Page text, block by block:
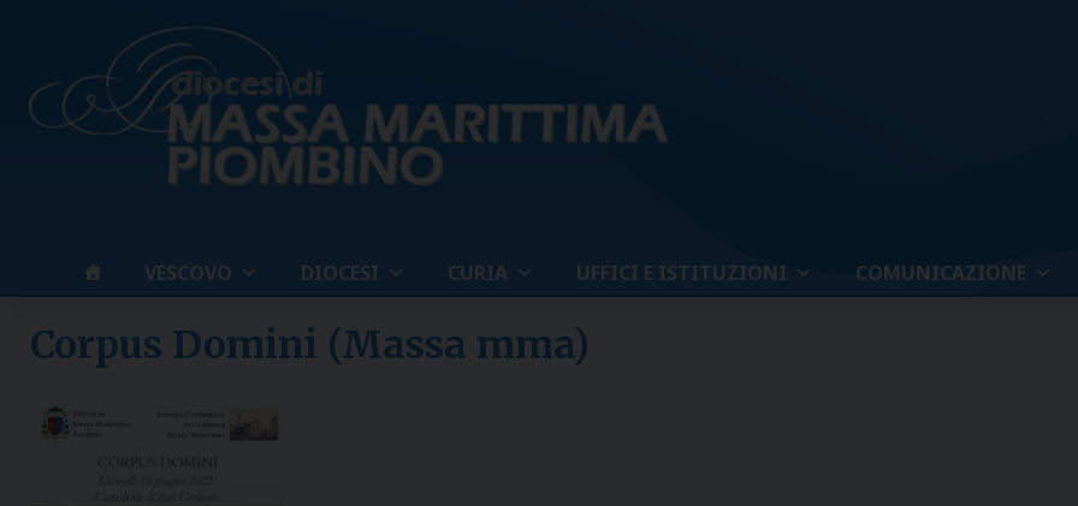
VESCOVO DIOCESI CURIA UFFICI E ISTITUZIONI COMUNICAZIONE
Corpus Domini (Massa mma)